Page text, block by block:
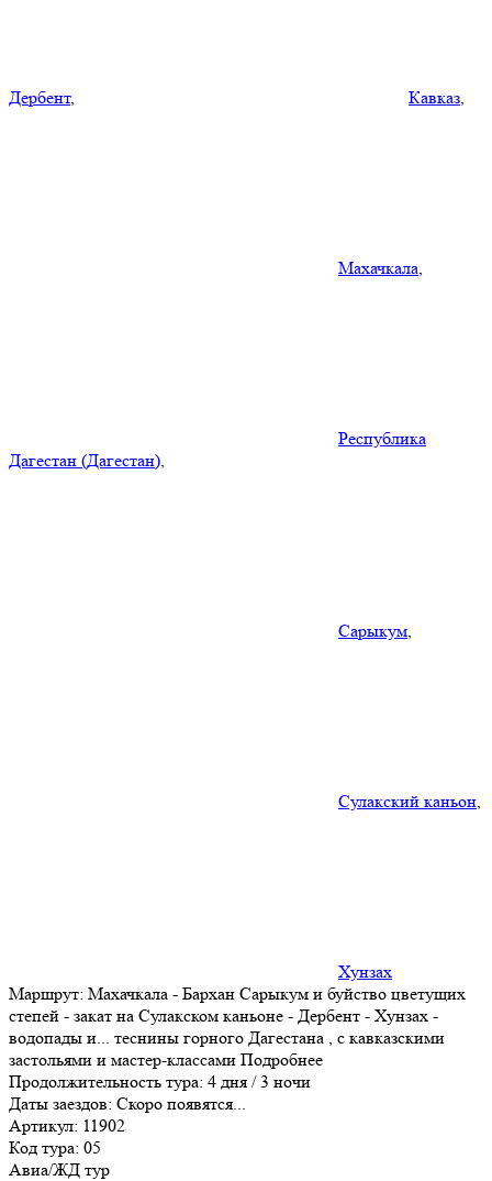
Дербент, Кавказ,
Махачкала,
Республика
Дагестан (Дагестан),
Сарыкум,
Сулакский каньон,
Хунзах
Маршрут: Махачкала - Бархан Сарыкум и буйство цветущих
степей - закат на Сулакском каньоне - Дербент - Хунзах -
водопады и... теснины горного Дагестана , с кавказскими
застольями и мастер-классами Подробнее
Продолжительность тура: 4 дня / 3 ночи
Даты заездов: Скоро появятся...
Артикул: 11902
Код тура: 05
Авиа/ЖД тур